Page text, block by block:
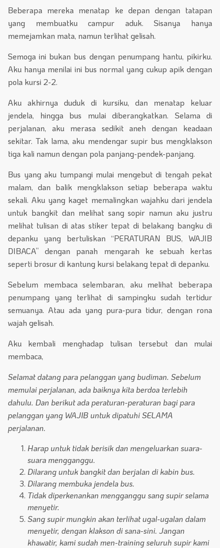
Beberapa mereka menatap ke depan dengan tatapan
yang membuatku campur aduk. Sisanya hanya
memejamkan mata, namun terlihat gelisah.
Semoga ini bukan bus dengan penumpang hantu, pikirku.
Aku hanya menilai ini bus normal yang cukup apik dengan
pola kursi 2-2.
Aku akhirnya duduk di kursiku, dan menatap keluar
jendela, hingga bus mulai diberangkatkan. Selama di
perjalanan, aku merasa sedikit aneh dengan keadaan
sekitar. Tak lama, aku mendengar supir bus mengklakson
tiga kali namun dengan pola panjang-pendek-panjang.
Bus yang aku tumpangi mulai mengebut di tengah pekat
malam, dan balik mengklakson setiap beberapa waktu
sekali. Aku yang kaget memalingkan wajahku dari jendela
untuk bangkit dan melihat sang sopir namun aku justru
melihat tulisan di atas stiker tepat di belakang bangku di
depanku yang bertuliskan “PERATURAN BUS, WAJIB
DIBACA” dengan panah mengarah ke sebuah kertas
seperti brosur di kantung kursi belakang tepat di depanku.
Sebelum membaca selembaran, aku melihat beberapa
penumpang yang terlihat di sampingku sudah tertidur
semuanya. Atau ada yang pura-pura tidur, dengan rona
wajah gelisah.
Aku kembali menghadap tulisan tersebut dan mulai
membaca,
Selamat datang para pelanggan yang budiman. Sebelum
memulai perjalanan, ada baiknya kita berdoa terlebih
dahulu. Dan berikut ada peraturan-peraturan bagi para
pelanggan yang WAJIB untuk dipatuhi SELAMA
perjalanan.
Harap untuk tidak berisik dan mengeluarkan suara-
suara mengganggu.
Dilarang untuk bangkit dan berjalan di kabin bus.
Dilarang membuka jendela bus.
Tidak diperkenankan mengganggu sang supir selama
menyetir.
Sang supir mungkin akan terlihat ugal-ugalan dalam
menyetir, dengan klakson di sana-sini. Jangan
khawatir, kami sudah men-training seluruh supir kami